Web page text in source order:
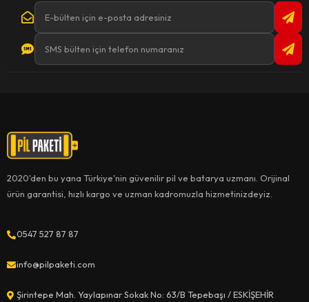
2020'den bu yana Türkiye'nin güvenilir pil ve batarya uzmanı. Orijinal
ürün garantisi, hızlı kargo ve uzman kadromuzla hizmetinizdeyiz.
0547 527 87 87
info@pilpaketi.com
Şirintepe Mah. Yaylapınar Sokak No: 63/B Tepebaşı / ESKİŞEHİR